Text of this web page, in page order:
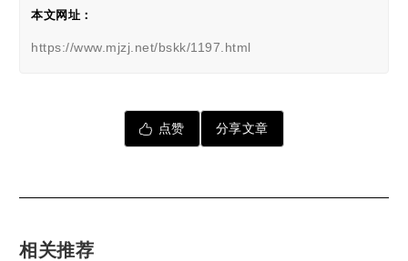
本文网址：
https://www.mjzj.net/bskk/1197.html
点赞 分享文章
相关推荐